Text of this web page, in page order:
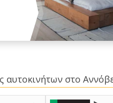
αυτοκινήτων στο